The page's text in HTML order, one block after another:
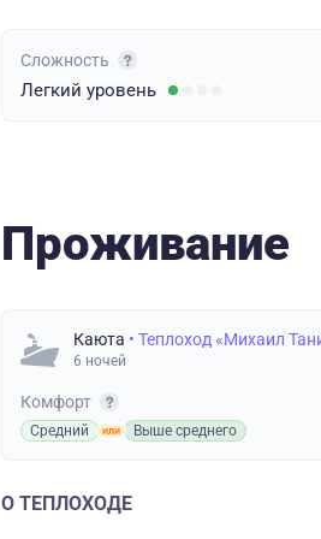
Сложность
Легкий уровень
Проживание
Каюта • Теплоход «Михаил
6 ночей
Комфорт
Средний Выше среднего
О ТЕПЛОХОДЕ